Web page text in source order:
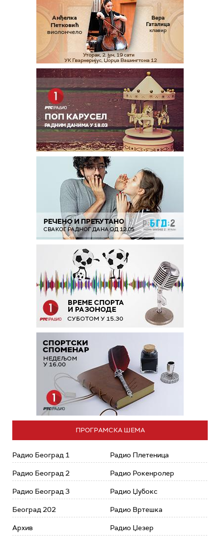
ПРОГРАМСКА ШЕМА
Радио Београд 1
Радио Београд 2
Радио Београд 3
Београд 202
Архив
Радио Плетеница
Радио Рокенролер
Радио Џубокс
Радио Вртешка
Радио Џезер